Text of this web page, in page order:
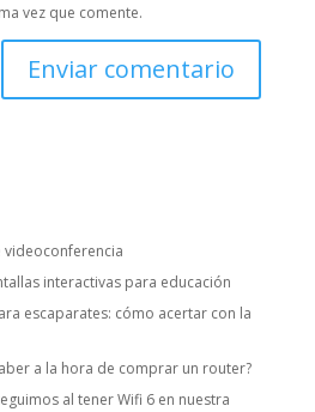
vez que comente.
interactivas para educación
escaparates: cómo acertar con la
a la hora de comprar un router?
al tener Wifi 6 en nuestra